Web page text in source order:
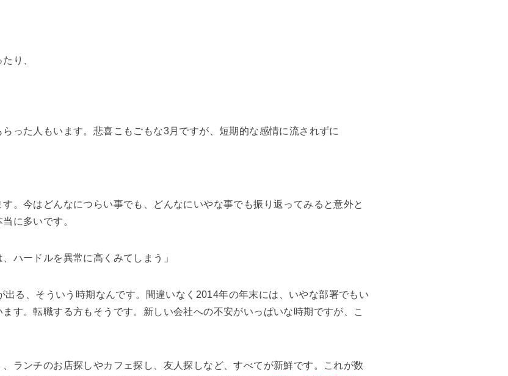
り、
った人もいます。悲喜こもごもな3月ですが、短期的な感情に流されずに
。今はどんなにつらい事でも、どんなにいやな事でも振り返ってみると意外と
に多いです。
ハードルを異常に高くみてしまう」
る、そういう時期なんです。間違いなく2014年の年末には、いやな部署でもい
す。転職する方もそうです。新しい会社への不安がいっぱいな時期ですが、こ
ランチのお店探しやカフェ探し、友人探しなど、すべてが新鮮です。これが数